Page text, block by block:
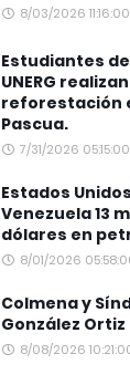
8/03/2026
Estudiantes
UNERG
reforestación
Pascua.
7/31/2026
Estados
Venezuela 13
dólares en
8/01/2026
Colmena y
González Ortiz
8/08/2026